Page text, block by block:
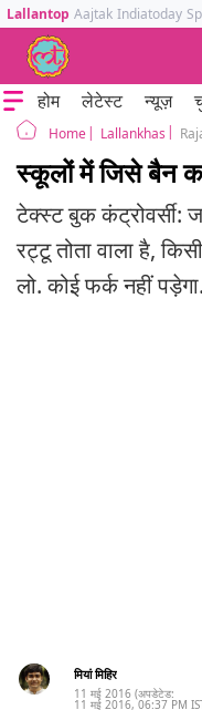
Lallantop Aajtak Indiatoday
होम लेटेस्ट न्यूज़
Home Lallankhas
स्कूलों में जिसे बैन
टेक्स्ट बुक कंट्रोवर्सी:
रट्टू तोता वाला है,
लो. कोई फर्क नहीं पड़ेगा.
मियां मिहिर
11 मई 2016 (अपडेटेड:
11 मई 2016, 06:37 PM